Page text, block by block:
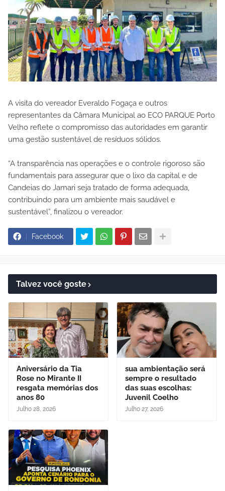
A visita do vereador Everaldo Fogaça e outros
representantes da Câmara Municipal ao ECO PARQUE Porto
Velho reflete o compromisso das autoridades em garantir
uma gestão sustentável de resíduos sólidos.
“A transparência nas operações e o controle rigoroso são
fundamentais para assegurar que o lixo da capital e de
Candeias do Jamari seja tratado de forma adequada,
contribuindo para um ambiente mais saudável e
sustentável”, finalizou o vereador.
Facebook
Talvez você goste
Aniversário da Tia
Rose no Mirante II
resgata memórias dos
anos 80
Julho 28, 2026
sua ambientação será
sempre o resultado
das suas escolhas:
Juvenil Coelho
Julho 27, 2026